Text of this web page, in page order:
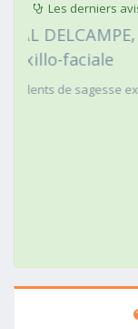
Les derniers
28
Avis
Un
ses